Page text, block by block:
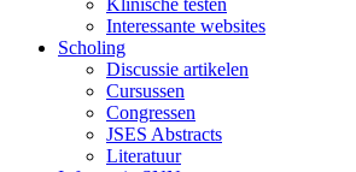
Klinische testen
Interessante websites
Scholing
Discussie artikelen
Cursussen
Congressen
JSES Abstracts
Literatuur